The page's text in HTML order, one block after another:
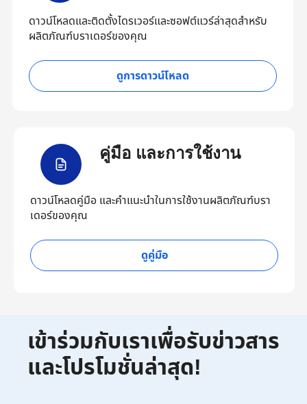
ดาวน์โหลดและติดตั้งไดรเวอร์และซอฟต์แวร์ล่าสุดสำหรับ
ผลิตภัณฑ์บราเดอร์ของคุณ
ดูการดาวน์โหลด
คู่มือ และการใช้งาน
ดาวน์โหลดคู่มือ และคำแนะนำในการใช้งานผลิตภัณฑ์บรา
เดอร์ของคุณ
ดูคู่มือ
เข้าร่วมกับเราเพื่อรับข่าวสาร
และโปรโมชั่นล่าสุด!